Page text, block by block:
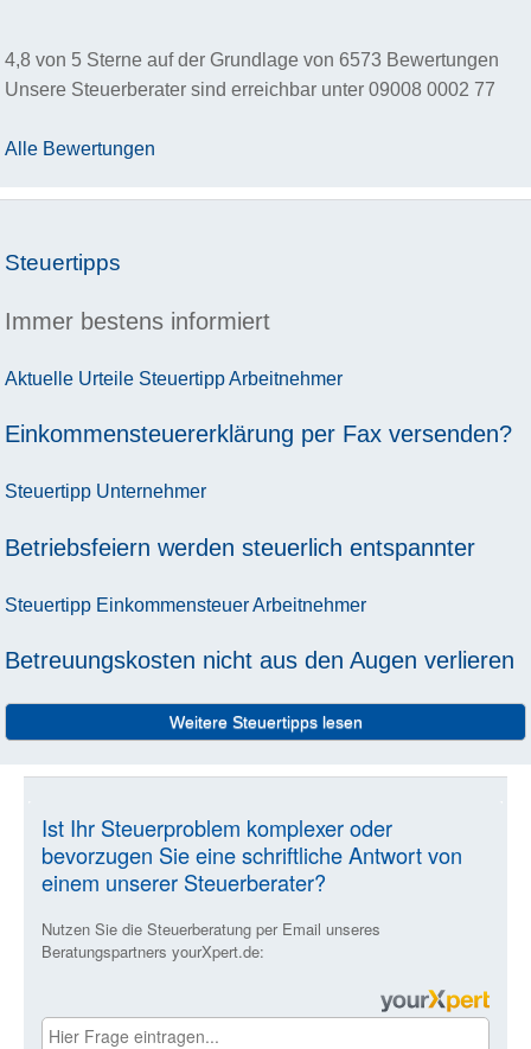
4,8 von 5 Sterne auf der Grundlage von 6573 Bewertungen
Unsere Steuerberater sind erreichbar unter 09008 0002 77
Alle Bewertungen
Steuertipps
Immer bestens informiert
Aktuelle Urteile SteuertippArbeitnehmer
Einkommensteuererklärung per Fax versenden?
Steuertipp Unternehmer
Betriebsfeiern werden steuerlich entspannter
Steuertipp EinkommensteuerArbeitnehmer
Betreuungskosten nicht aus den Augen verlieren
Weitere Steuertipps lesen